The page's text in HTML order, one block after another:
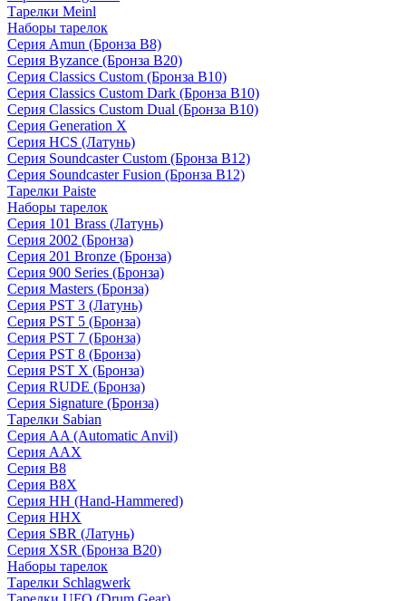
Тарелки Meinl
Наборы тарелок
Серия Amun (Бронза B8)
Серия Byzance (Бронза B20)
Серия Classics Custom (Бронза B10)
Серия Classics Custom Dark (Бронза B10)
Серия Classics Custom Dual (Бронза B10)
Серия Generation X
Серия HCS (Латунь)
Серия Soundcaster Custom (Бронза B12)
Серия Soundcaster Fusion (Бронза B12)
Тарелки Paiste
Наборы тарелок
Серия 101 Brass (Латунь)
Серия 2002 (Бронза)
Серия 201 Bronze (Бронза)
Серия 900 Series (Бронза)
Серия Masters (Бронза)
Серия PST 3 (Латунь)
Серия PST 5 (Бронза)
Серия PST 7 (Бронза)
Серия PST 8 (Бронза)
Серия PST X (Бронза)
Серия RUDE (Бронза)
Серия Signature (Бронза)
Тарелки Sabian
Серия AA (Automatic Anvil)
Серия AAX
Серия B8
Серия B8X
Серия HH (Hand-Hammered)
Серия HHX
Серия SBR (Латунь)
Серия XSR (Бронза B20)
Наборы тарелок
Тарелки Schlagwerk